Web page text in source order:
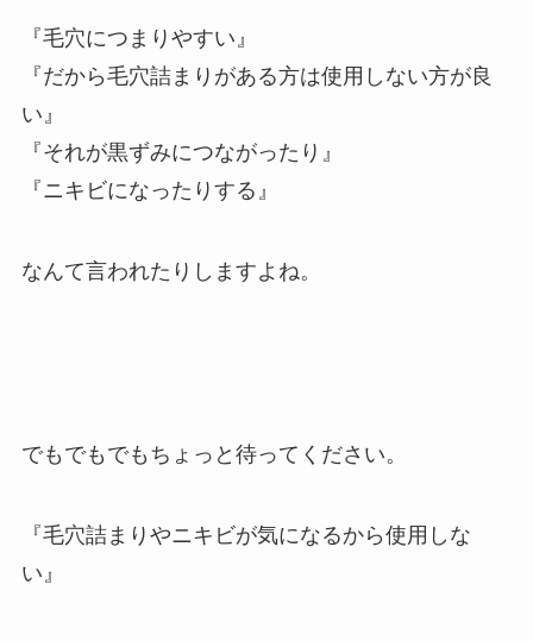
『毛穴につまりやすい』
『だから毛穴詰まりがある方は使用しない方が良
い』
『それが黒ずみにつながったり』
『ニキビになったりする』
なんて言われたりしますよね。
でもでもでもちょっと待ってください。
『毛穴詰まりやニキビが気になるから使用しな
い』